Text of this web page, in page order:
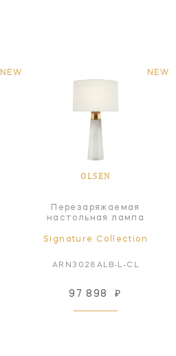
NEW NEW
OLSEN
Перезаряжаемая
настольная лампа
Signature Collection
ARN3028ALB-L-CL
97 898 ₽